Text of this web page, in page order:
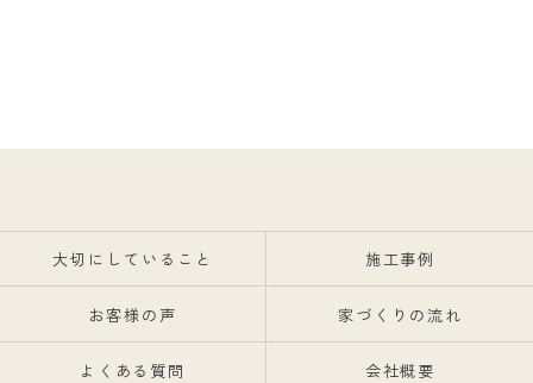
大切にしていること 施工事例
お客様の声 家づくりの流れ
よくある質問 会社概要